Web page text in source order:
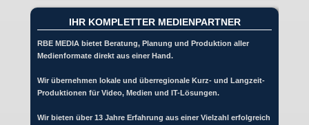
IHR KOMPLETTER MEDIENPARTNER
RBE MEDIA bietet Beratung, Planung und Produktion aller
Medienformate direkt aus einer Hand.
Wir übernehmen lokale und überregionale Kurz- und Langzeit-
Produktionen für Video, Medien und IT-Lösungen.
Wir bieten über 13 Jahre Erfahrung aus einer Vielzahl erfolgreich